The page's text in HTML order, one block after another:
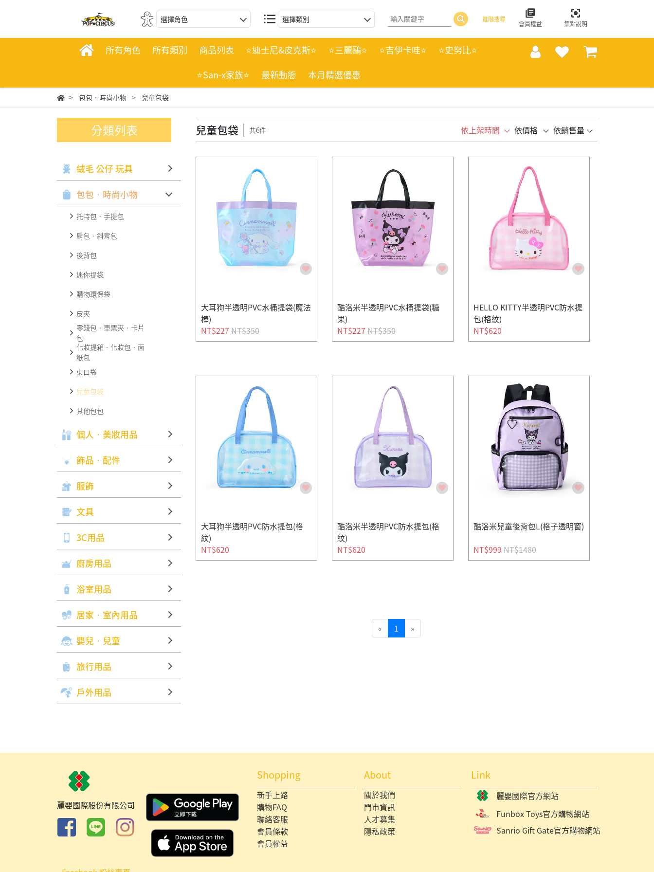
選擇角色 選擇類別 進階搜尋
會員權益 集點說明
所有角色 所有類別 商品列表 ⭐迪士尼&皮克斯⭐ ⭐三麗鷗⭐ ⭐吉伊卡哇⭐
⭐史努比⭐
⭐San-x家族⭐
最新動態 本月精選優惠
包包‧時尚小物 兒童包袋
分類列表
絨毛 公仔 玩具
包包‧時尚小物
托特包‧手提包
肩包‧斜背包
後背包
迷你提袋
購物環保袋
皮夾
零錢包‧車票夾‧卡片
包
化妝提箱‧化妝包‧面
紙包
束口袋
兒童包袋
其他包包
個人‧美妝用品
飾品‧配件
服飾
文具
3C用品
廚房用品
浴室用品
居家‧室內用品
嬰兒‧兒童
旅行用品
戶外用品
兒童包袋 共6件 依上架時間 依價格 依銷售量
大耳狗半透明PVC水桶提袋(魔法
棒)
NT$227 NT$350
酷洛米半透明PVC水桶提袋(糖
果)
NT$227 NT$350
HELLO KITTY半透明PVC防水提
包(格紋)
NT$620
大耳狗半透明PVC防水提包(格
紋)
NT$620
酷洛米半透明PVC防水提包(格
紋)
NT$620
酷洛米兒童後背包L(格子透明窗)
NT$999 NT$1480
« 1 »
麗嬰國際股份有限公司
Shopping
新手上路
購物FAQ
聯絡客服
會員條款
會員權益
About
關於我們
門市資訊
人才募集
隱私政策
Link
麗嬰國際官方網站
Funbox Toys官方購物網站
Sanrio Gift Gate官方購物網站